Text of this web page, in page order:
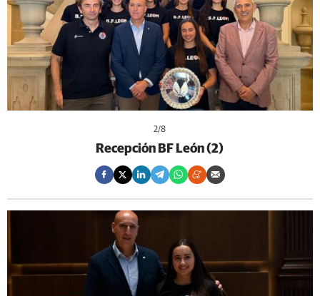
2/8
Recepción BF León (2)